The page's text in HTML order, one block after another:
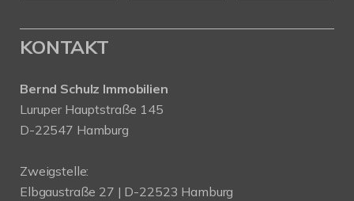
KONTAKT
Bernd Schulz Immobilien
Luruper Hauptstraße 145
D-22547 Hamburg
Zweigstelle:
Elbgaustraße 27 | D-22523 Hamburg